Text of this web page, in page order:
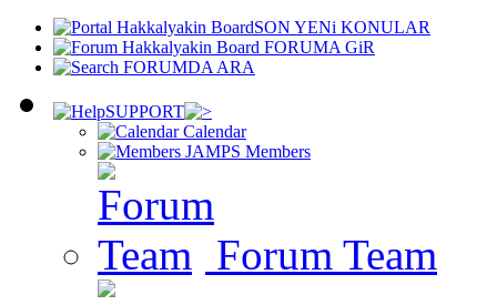
SON YENi KONULAR
FORUMA GiR
FORUMDA ARA
SUPPORT
Calendar
Members
Forum Team